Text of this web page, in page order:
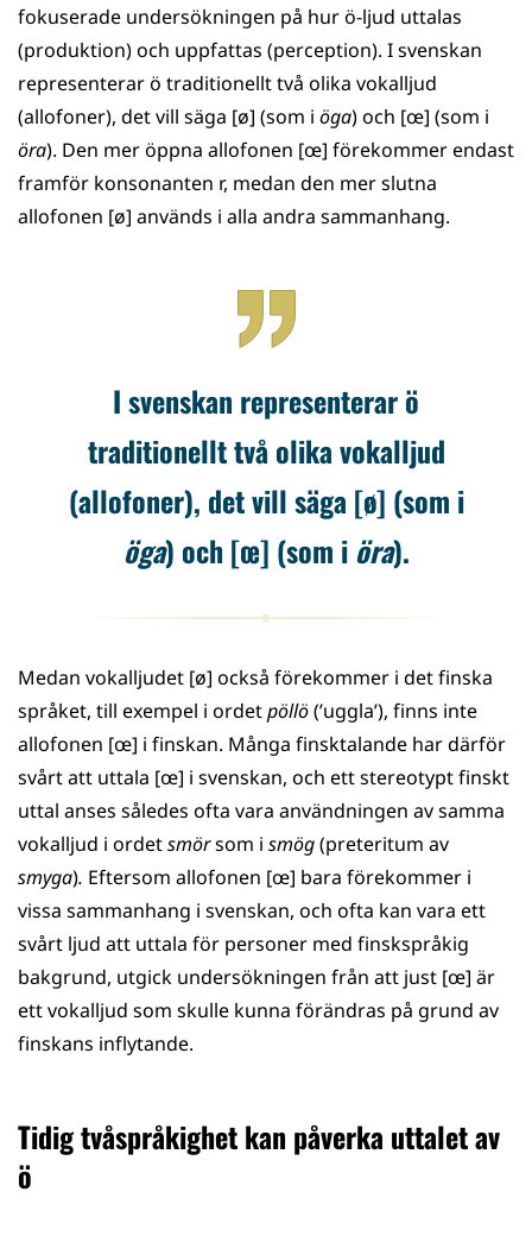
fokuserade undersökningen på hur ö-ljud uttalas
(produktion) och uppfattas (perception). I svenskan
representerar ö traditionellt två olika vokalljud
(allofoner), det vill säga [ø] (som i öga)och [œ] (som i
öra). Den mer öppna allofonen [œ] förekommer endast
framför konsonanten r, medan den mer slutna
allofonen [ø] används i alla andra sammanhang.
I svenskan representerar ö
traditionellt två olika vokalljud
(allofoner), det vill säga [ø] (som i
öga) och [œ] (som iöra).
Medan vokalljudet [ø] också förekommer i det finska
språket, till exempel i ordetpöllö(’uggla’), finns inte
allofonen [œ] i finskan. Många finsktalande har därför
svårt att uttala [œ] i svenskan, och ett stereotypt finskt
uttal anses således ofta vara användningen av samma
vokalljud i ordetsmörsom i smög(preteritum av
smyga). Eftersom allofonen [œ] bara förekommer i
vissa sammanhang i svenskan, och ofta kan vara ett
svårt ljud att uttala för personer med finskspråkig
bakgrund, utgick undersökningen från att just [œ] är
ett vokalljud som skulle kunna förändras på grund av
finskans inflytande.
Tidig tvåspråkighet kan påverka uttalet av
ö